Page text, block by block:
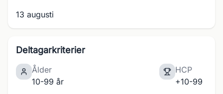
13 augusti
Deltagarkriterier
Ålder
10-99 år
HCP
+10-99